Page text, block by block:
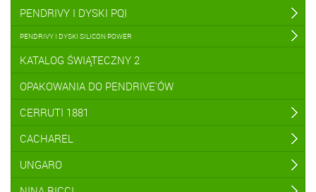
PENDRIVY I DYSKI PQI
PENDRIVY I DYSKI SILICON POWER
KATALOG ŚWIĄTECZNY 2
OPAKOWANIA DO PENDRIVE'ÓW
CERRUTI 1881
CACHAREL
UNGARO